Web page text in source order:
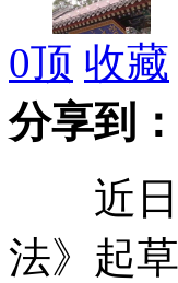
北大"校长推荐"
麦当劳承认采购
0顶 收藏
分享到：
近日
法》起